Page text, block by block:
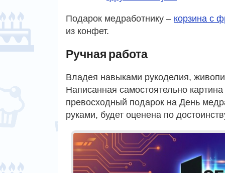
Подарок медработнику – корзина с
из конфет.
Ручная работа
Владея навыками рукоделия,
Написанная самостоятельно
превосходный подарок на День
руками, будет оценена по